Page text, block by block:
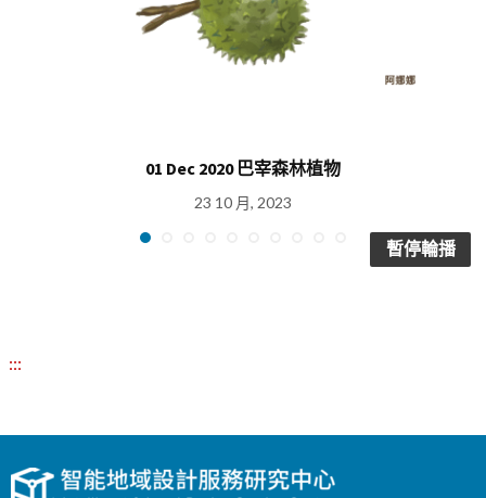
01 Dec 2020 巴宰森林植物
23 10 月, 2023
暫停輪播
:::